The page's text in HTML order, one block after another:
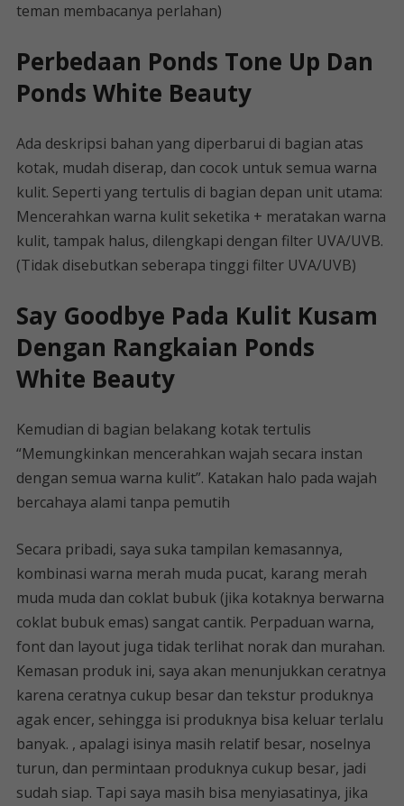
teman membacanya perlahan)
Perbedaan Ponds Tone Up Dan
Ponds White Beauty
Ada deskripsi bahan yang diperbarui di bagian atas
kotak, mudah diserap, dan cocok untuk semua warna
kulit. Seperti yang tertulis di bagian depan unit utama:
Mencerahkan warna kulit seketika + meratakan warna
kulit, tampak halus, dilengkapi dengan filter UVA/UVB.
(Tidak disebutkan seberapa tinggi filter UVA/UVB)
Say Goodbye Pada Kulit Kusam
Dengan Rangkaian Ponds
White Beauty
Kemudian di bagian belakang kotak tertulis
“Memungkinkan mencerahkan wajah secara instan
dengan semua warna kulit”. Katakan halo pada wajah
bercahaya alami tanpa pemutih
Secara pribadi, saya suka tampilan kemasannya,
kombinasi warna merah muda pucat, karang merah
muda muda dan coklat bubuk (jika kotaknya berwarna
coklat bubuk emas) sangat cantik. Perpaduan warna,
font dan layout juga tidak terlihat norak dan murahan.
Kemasan produk ini, saya akan menunjukkan ceratnya
karena ceratnya cukup besar dan tekstur produknya
agak encer, sehingga isi produknya bisa keluar terlalu
banyak. , apalagi isinya masih relatif besar, noselnya
turun, dan permintaan produknya cukup besar, jadi
sudah siap. Tapi saya masih bisa menyiasatinya, jika